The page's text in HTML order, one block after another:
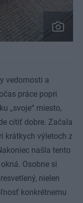
vedomosti a
práce popri
„svoje“ miesto,
cítiť dobre. Začala
krátkych výletoch z
našla tento
Osobne si
nielen
konkrétnemu